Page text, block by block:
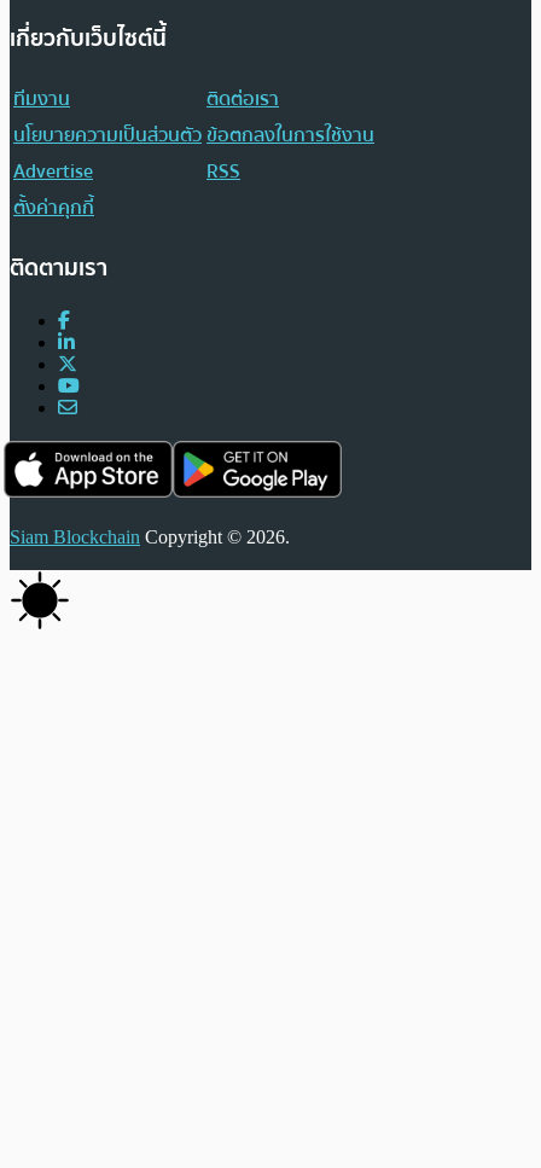
เกี่ยวกับเว็บไซต์นี้
ทีมงาน
ติดต่อเรา
นโยบายความเป็นส่วนตัวข้อตกลงในการใช้งาน
Advertise
RSS
ตั้งค่าคุกกี้
ติดตามเรา
Siam Blockchain Copyright © 2026.